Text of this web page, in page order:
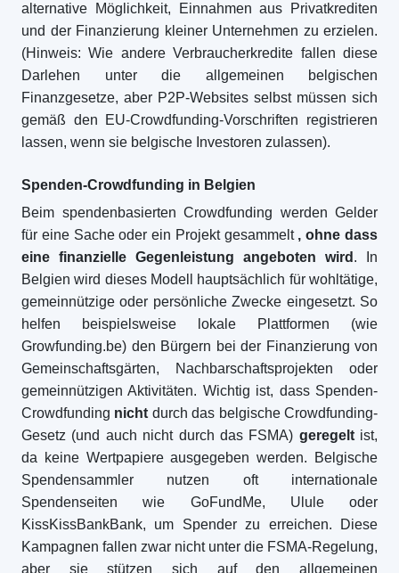
alternative Möglichkeit, Einnahmen aus Privatkrediten
und der Finanzierung kleiner Unternehmen zu erzielen.
(Hinweis: Wie andere Verbraucherkredite fallen diese
Darlehen unter die allgemeinen belgischen
Finanzgesetze, aber P2P-Websites selbst müssen sich
gemäß den EU-Crowdfunding-Vorschriften registrieren
lassen, wenn sie belgische Investoren zulassen).
Spenden-Crowdfunding in Belgien
Beim spendenbasierten Crowdfunding werden Gelder
für eine Sache oder ein Projekt gesammelt , ohne dass
eine finanzielle Gegenleistung angeboten wird . In
Belgien wird dieses Modell hauptsächlich für wohltätige,
gemeinnützige oder persönliche Zwecke eingesetzt. So
helfen beispielsweise lokale Plattformen (wie
Growfunding.be) den Bürgern bei der Finanzierung von
Gemeinschaftsgärten, Nachbarschaftsprojekten oder
gemeinnützigen Aktivitäten. Wichtig ist, dass Spenden-
Crowdfunding nicht durch das belgische Crowdfunding-
Gesetz (und auch nicht durch das FSMA) geregeltist,
da keine Wertpapiere ausgegeben werden. Belgische
Spendensammler nutzen oft internationale
Spendenseiten wie GoFundMe, Ulule oder
KissKissBankBank, um Spender zu erreichen. Diese
Kampagnen fallen zwar nicht unter die FSMA-Regelung,
aber sie stützen sich auf den allgemeinen